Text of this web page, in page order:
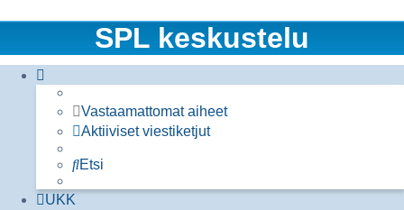
SPL keskustelu
Vastaamattomat aiheet
Aktiiviset viestiketjut
Etsi
UKK